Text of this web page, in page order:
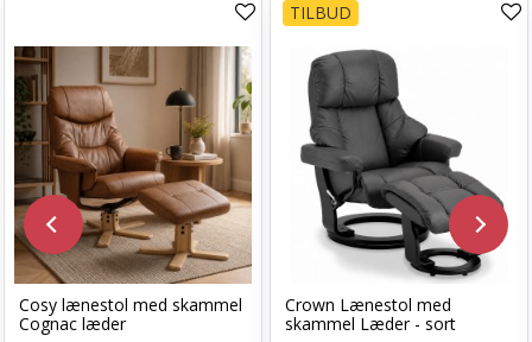
Cosy lænestol med skammel
Cognac læder
TILBUD
Crown Lænestol med
skammel Læder - sort